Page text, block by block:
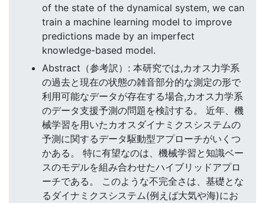
of the state of the dynamical system, we can
train a machine learning model to improve
predictions made by an imperfect
knowledge-based model.
Abstract（参考訳）: 本研究では,カオス力学系
の過去と現在の状態の雑音部分的な測定の形で
利用可能なデータが存在する場合,カオス力学系
のデータ支援予測の問題を検討する。 近年、機
械学習を用いたカオスダイナミクスシステムの
予測に関するデータ駆動型アプローチがいくつ
かある。 特に有望なのは、機械学習と知識ベー
スのモデルを組み合わせたハイブリッドアプロ
ーチである。 このような不完全さは、基礎とな
るダイナミクスシステム(例えば大気や海)にお